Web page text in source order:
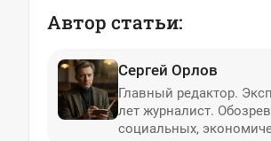
Автор статьи:
Сергей Орлов
Главный редактор.
лет журналист.
социальных,